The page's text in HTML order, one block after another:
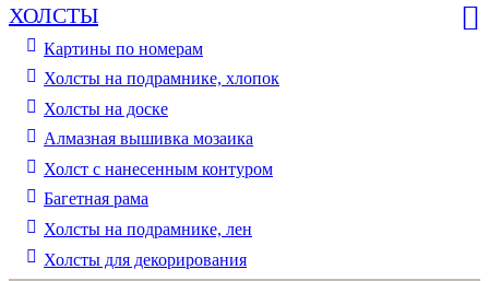
ХОЛСТЫ
Картины по номерам
Холсты на подрамнике, хлопок
Холсты на доске
Алмазная вышивка мозаика
Холст с нанесенным контуром
Багетная рама
Холсты на подрамнике, лен
Холсты для декорирования